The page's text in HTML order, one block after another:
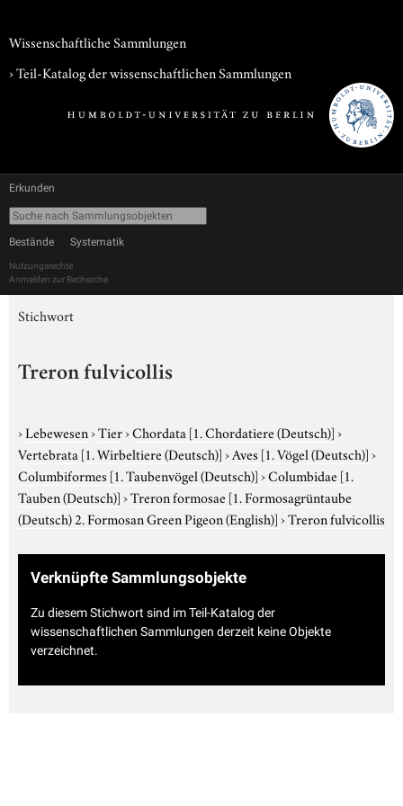
Wissenschaftliche Sammlungen
› Teil-Katalog der wissenschaftlichen Sammlungen
Erkunden
Bestände Systematik
Nutzungsrechte
Anmelden zur Recherche
Stichwort
Treron fulvicollis
›Lebewesen›Tier›Chordata [1. Chordatiere (Deutsch)]›
Vertebrata [1. Wirbeltiere (Deutsch)]›Aves [1. Vögel (Deutsch)]›
Columbiformes [1. Taubenvögel (Deutsch)]›Columbidae [1.
Tauben (Deutsch)]›Treron formosae [1. Formosagrüntaube
(Deutsch) 2. Formosan Green Pigeon (English)]›Treron fulvicollis
Verknüpfte Sammlungsobjekte
Zu diesem Stichwort sind im Teil-Katalog der
wissenschaftlichen Sammlungen derzeit keine Objekte
verzeichnet.